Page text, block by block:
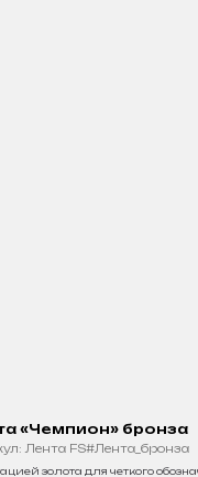
«Чемпион» бронза
Лента FS#Лента_бронза
золота для четкого